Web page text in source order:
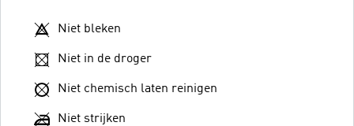
Niet bleken
Niet in de droger
Niet chemisch laten reinigen
Niet strijken